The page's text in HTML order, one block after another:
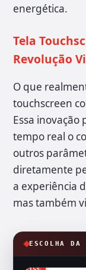
energética.
Tela
Revolução
O que
touchscreen
Essa
tempo real o
outros
diretamente
a experiência
mas também
ESCOLHA DA